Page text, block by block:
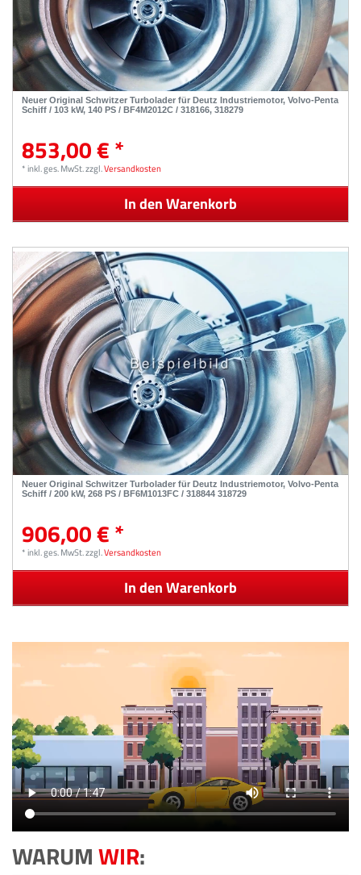
Neuer Original Schwitzer Turbolader für Deutz Industriemotor, Volvo-Penta
Schiff / 103 kW, 140 PS / BF4M2012C / 318166, 318279
853,00 € *
*inkl. ges. MwSt.zzgl.Versandkosten
In den Warenkorb
Neuer Original Schwitzer Turbolader für Deutz Industriemotor, Volvo-Penta
Schiff / 200 kW, 268 PS / BF6M1013FC / 318844 318729
906,00 € *
*inkl. ges. MwSt.zzgl.Versandkosten
In den Warenkorb
WARUMWIR: